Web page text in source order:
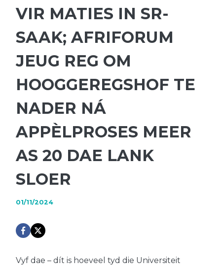
VIR MATIES IN SR-
SAAK; AFRIFORUM
JEUG REG OM
HOOGGEREGSHOF TE
NADER NÁ
APPÈLPROSES MEER
AS 20 DAE LANK
SLOER
01/11/2024
Vyf dae – dít is hoeveel tyd die Universiteit